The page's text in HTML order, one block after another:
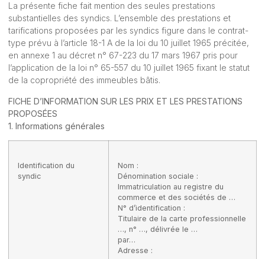
La présente fiche fait mention des seules prestations
substantielles des syndics. L’ensemble des prestations et
tarifications proposées par les syndics figure dans le contrat-
type prévu à l’article 18-1 A de la loi du 10 juillet 1965 précitée,
en annexe 1 au décret n° 67-223 du 17 mars 1967 pris pour
l’application de la loi n° 65-557 du 10 juillet 1965 fixant le statut
de la copropriété des immeubles bâtis.
FICHE D’INFORMATION SUR LES PRIX ET LES PRESTATIONS
PROPOSÉES
1. Informations générales
Identification du
syndic
Nom :
Dénomination sociale :
Immatriculation au registre du
commerce et des sociétés de …
N° d’identification :
Titulaire de la carte professionnelle
…, n° …, délivrée le …
par…
Adresse :